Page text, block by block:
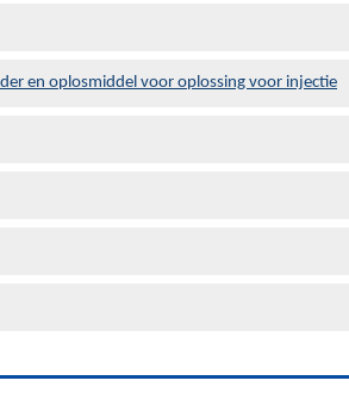
en oplosmiddel voor oplossing voor injectie